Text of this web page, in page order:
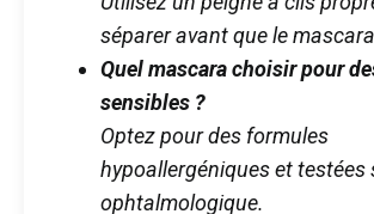
séparer avant que le
Quel mascara choisir pour
sensibles ?
Optez pour des formules
hypoallergéniques et testées
ophtalmologique.